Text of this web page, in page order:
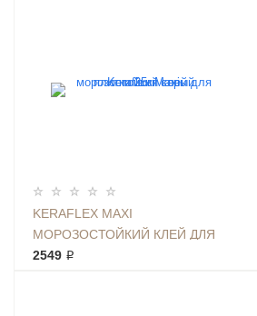
KERAFLEX MAXI
МОРОЗОСТОЙКИЙ КЛЕЙ ДЛЯ
ПЛИТКИ 25КГ СЕРЫЙ
2549 ₽